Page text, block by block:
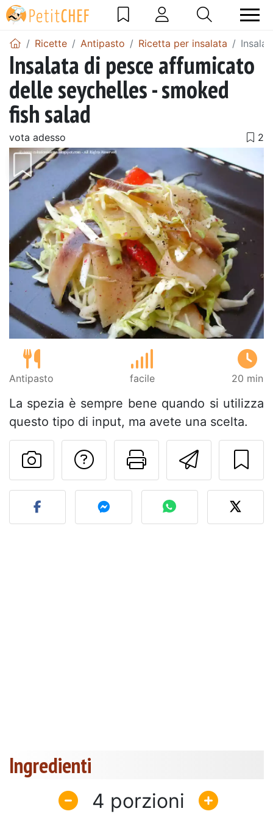
Ricette Antipasto Ricetta per insalata
Insalata di pesce affumicato
delle seychelles - smoked
fish salad
vota adesso
Antipasto facile 20 min
La spezia è sempre bene quando si utilizza
questo tipo di input, ma avete una scelta.
Invia
Stampa la
Contatta l'autore
Pubblica la foto di
Ingredienti
4